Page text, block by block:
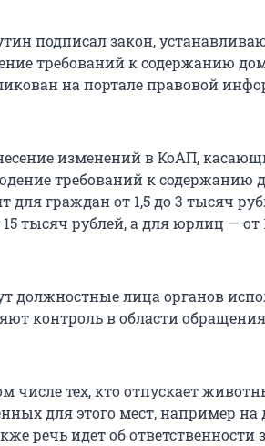
подписал закон,
требований к содержанию
на портале правовой
изменений в КоАП,
требований к
граждан от 1,5 до 3 тысяч
тысяч рублей, а для юрлиц — от
должностные лица органов
контроль в области
числе тех, кто отпускает
для этого мест, например на
речь идет об ответственности